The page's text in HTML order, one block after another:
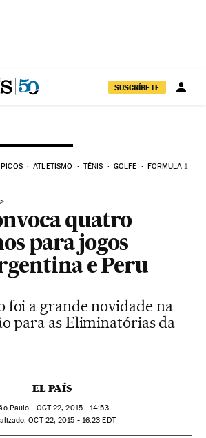
SUSCRÍBETE
ATLETISMO TÊNIS GOLFE FORMULA 1
quatro
para jogos
e Peru
foi a grande novidade na
para as Eliminatórias da
EL PAÍS
Paulo - OCT22, 2015 - 14:53
OCT22, 2015 - 16:23 EDT